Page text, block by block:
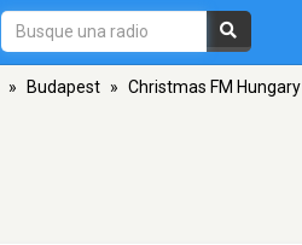
» Budapest » Christmas FM Hungary